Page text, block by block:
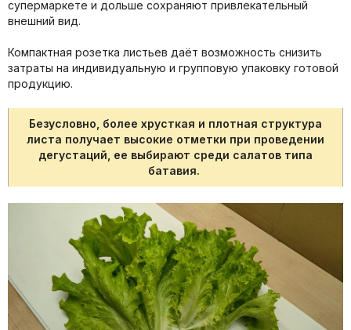
супермаркете и дольше сохраняют привлекательный
внешний вид.
Компактная розетка листьев даёт возможность снизить
затраты на индивидуальную и групповую упаковку готовой
продукцию.
Безусловно, более хрусткая и плотная структура
листа получает высокие отметки при проведении
дегустаций, ее выбирают среди салатов типа
батавия.